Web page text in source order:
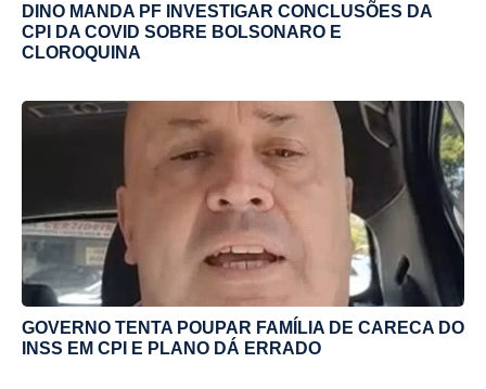
DINO MANDA PF INVESTIGAR CONCLUSÕES DA
CPI DA COVID SOBRE BOLSONARO E
CLOROQUINA
GOVERNO TENTA POUPAR FAMÍLIA DE CARECA DO
INSS EM CPI E PLANO DÁ ERRADO